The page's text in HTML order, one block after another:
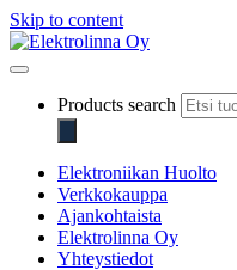
Skip to content
Products search
Elektroniikan Huolto
Verkkokauppa
Ajankohtaista
Elektrolinna Oy
Yhteystiedot